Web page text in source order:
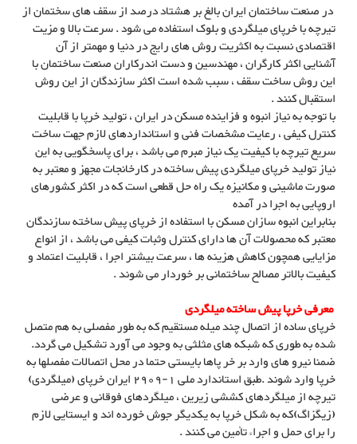
در صنعت ساختمان ایران بالغ بر هشتاد درصد از سقف های سختمان از
تیرچه با خرپای میلگردی و بلوک استفاده می شود . سرعت بالا و مزیت
اقتصادی نسبت به اکثریت روش های رایج در دنیا و مهمتر از آن
آشنایی اکثر کارگران ، مهندسین و دست اندرکاران صنعت ساختمان با
این روش ساخت سقف ، سبب شده است اکثر سازندگان از این روش
استقبال کنند .
با توجه به نیاز انبوه و فزاینده مسکن در ایران ، تولید خرپا با قابلیت
کنترل کیفی ، رعایت مشخصات فنی و استانداردهای لازم جهت ساخت
سریع تیرچه با کیفیت یک نیاز مبرم می باشد ، برای پاسخگویی به این
نیاز تولید خرپای میلگردی پیش ساخته در کارخانجات مجهز و معتبر به
صورت ماشینی و مکانیزه یک راه حل قطعی است که در اکثر کشورهای
اروپایی به اجرا در آمده
بنابراین انبوه سازان مسکن با استفاده از خرپای پیش ساخته سازندگان
معتبر که محصولات آن ها دارای کنترل وثبات کیفی می باشد ، از انواع
مزایایی همچون کاهش هزینه ها ، سرعت بیشتر اجرا ، قابلیت اعتماد و
کیفیت بالاتر مصالح ساختمانی بر خوردار می شوند .
معرفی خرپا پیش ساخته میلگردی
خرپای ساده از اتصال چند میله مستقیم که به طور مفصلی به هم متصل
شده به طوری که شبکه های مثلثی به وجود می آورد تشکیل می گردد.
ضمنا نیرو های وارد بر خر پاها بایستی حتما در محل اتصالات مفصلها به
خرپا وارد شوند .طبق استاندارد ملی 1-2909 ایران خرپای (میلگردی)
تیرچه از میلگردهای کششی زیرین ، میلگردهای فوقانی و عرضی
(زیگزاگ)که به شکل خرپا به یکدیگر جوش خورده اند و ایستایی لازم
را برای حمل و اجراء تأمین می کنند .